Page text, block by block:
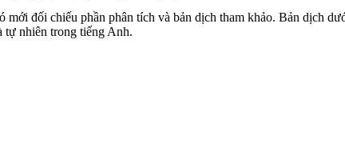
đối chiếu phần phân tích và bản dịch tham khảo. Bản dịch
tự nhiên trong tiếng Anh.